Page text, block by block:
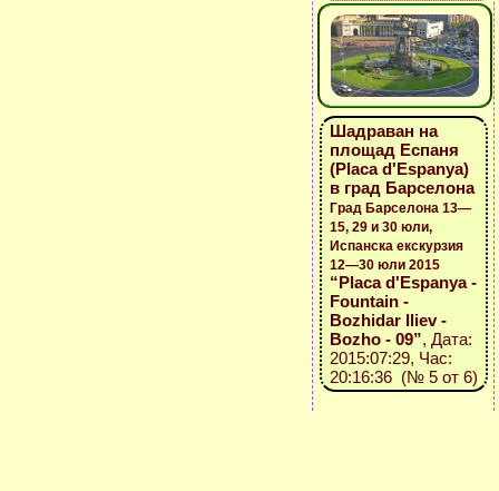
Шадраван на
площад Еспаня
(Placa d'Espanya)
в град Барселона
Град Барселона 13—
15, 29 и 30 юли,
Испанска екскурзия
12—30 юли 2015
“Placa d'Espanya -
Fountain -
Bozhidar Iliev -
Bozho - 09”, Дата:
2015:07:29, Час:
20:16:36 (№ 5 от 6)